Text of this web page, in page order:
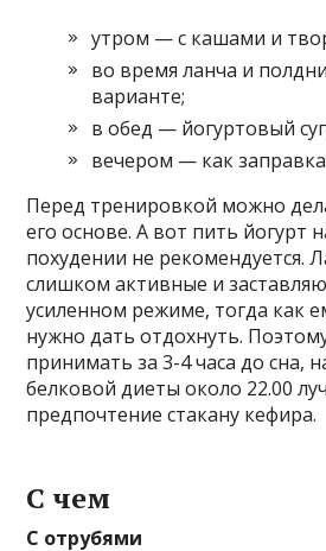
утром — с кашами и
во время ланча и
варианте;
в обед — йогуртовый
вечером — как заправка
Перед тренировкой можно
его основе. А вот пить йогурт
похудении не рекомендуется.
слишком активные и
усиленном режиме, тогда как
нужно дать отдохнуть.
принимать за 3-4 часа до сна,
белковой диеты около 22.00
предпочтение стакану кефира.
С чем
С отрубями